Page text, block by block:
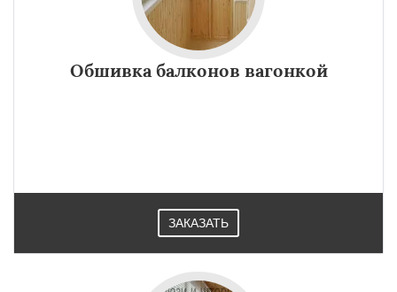
Обшивка балконов вагонкой
ЗАКАЗАТЬ